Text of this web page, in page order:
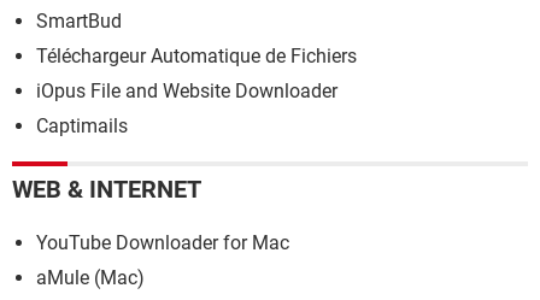
SmartBud
Téléchargeur Automatique de Fichiers
iOpus File and Website Downloader
Captimails
WEB & INTERNET
YouTube Downloader for Mac
aMule (Mac)